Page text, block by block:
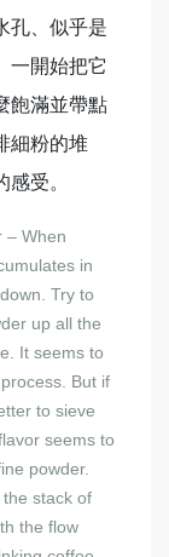
孔、似乎是
一開始把它
飽滿並帶點
細粉的堆
受。
– When
in
Try to
up all the
It seems to
But if
to sieve
seems to
powder.
stack of
the flow